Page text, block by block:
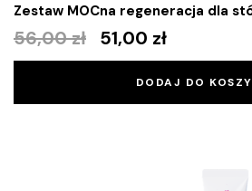
Zestaw MOCna regeneracja dla
56,00zł 51,00 zł
DODAJ DO